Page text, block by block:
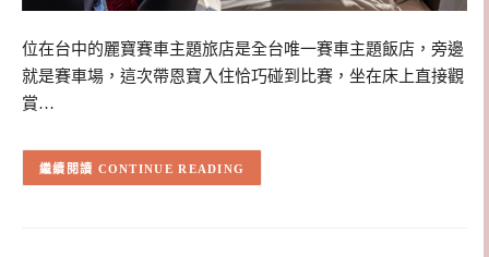
位在台中的麗寶賽車主題旅店是全台唯一賽車主題飯店，旁邊
就是賽車場，這次帶恩寶入住恰巧碰到比賽，坐在床上直接觀
賞…
CONTINUE READING